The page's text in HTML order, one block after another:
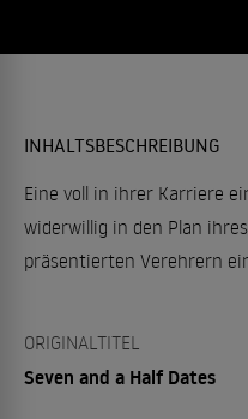
INHALTSBESCHREIBUNG
Eine voll in ihrer Karriere
widerwillig in den Plan
präsentierten Verehrern
ORIGINALTITEL
Seven and a Half Dates